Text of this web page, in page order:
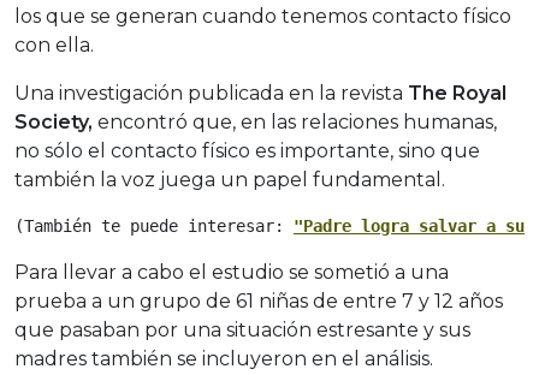
los que se generan cuando tenemos contacto físico
con ella.
Una investigación publicada en la revista The Royal
Society, encontró que, en las relaciones humanas,
no sólo el contacto físico es importante, sino que
también la voz juega un papel fundamental.
(También te puede interesar: "Padre logra salvar a su
Para llevar a cabo el estudio se sometió a una
prueba a un grupo de 61 niñas de entre 7 y 12 años
que pasaban por una situación estresante y sus
madres también se incluyeron en el análisis.